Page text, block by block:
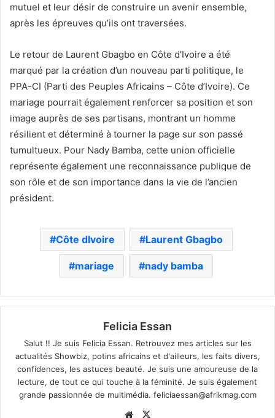
mutuel et leur désir de construire un avenir ensemble,
après les épreuves qu’ils ont traversées.
Le retour de Laurent Gbagbo en Côte d’Ivoire a été
marqué par la création d’un nouveau parti politique, le
PPA-CI (Parti des Peuples Africains – Côte d’Ivoire). Ce
mariage pourrait également renforcer sa position et son
image auprès de ses partisans, montrant un homme
résilient et déterminé à tourner la page sur son passé
tumultueux. Pour Nady Bamba, cette union officielle
représente également une reconnaissance publique de
son rôle et de son importance dans la vie de l’ancien
président.
Côte dIvoire Laurent Gbagbo
mariage nady bamba
Felicia Essan
Salut !! Je suis Felicia Essan. Retrouvez mes articles sur les
actualités Showbiz, potins africains et d'ailleurs, les faits divers,
confidences, les astuces beauté. Je suis une amoureuse de la
lecture, de tout ce qui touche à la féminité. Je suis également
grande passionnée de multimédia. feliciaessan@afrikmag.com
Website